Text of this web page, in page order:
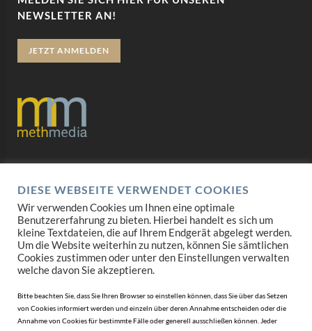
NEWSLETTER AN!
JETZT ANMELDEN
Datenschutz
Impressum
AGB
Mediadaten
DIESE WEBSEITE VERWENDET COOKIES
Wir verwenden Cookies um Ihnen eine optimale
Benutzererfahrung zu bieten. Hierbei handelt es sich um
kleine Textdateien, die auf Ihrem Endgerät abgelegt werden.
Um die Website weiterhin zu nutzen, können Sie sämtlichen
Cookies zustimmen oder unter den Einstellungen verwalten
welche davon Sie akzeptieren.
Bitte beachten Sie, dass Sie Ihren Browser so einstellen können, dass Sie über das Setzen
von Cookies informiert werden und einzeln über deren Annahme entscheiden oder die
Annahme von Cookies für bestimmte Fälle oder generell ausschließen können. Jeder